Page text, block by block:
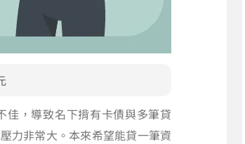
佳，導致名下揹有卡債與多筆貸
力非常大。本來希望能貸一筆資